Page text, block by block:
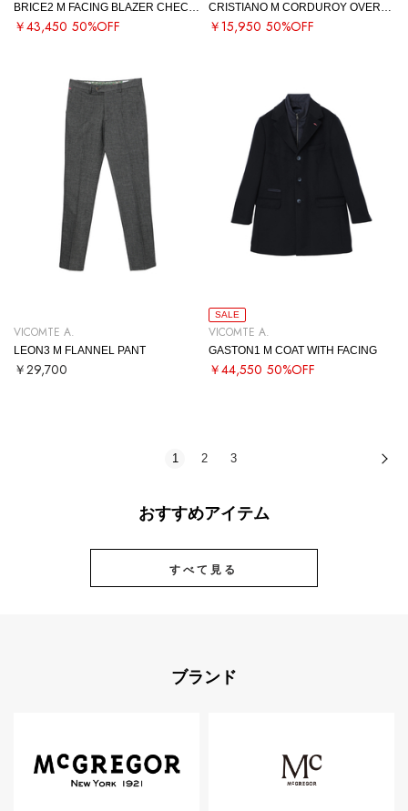
BRICE2 M FACING BLAZER CHECKED
￥43,450 50%OFF
CRISTIANO M CORDUROY OVERSHIRT
￥15,950 50%OFF
VICOMTE A.
LEON3 M FLANNEL PANT
￥29,700
SALE
VICOMTE A.
GASTON1 M COAT WITH FACING
￥44,550 50%OFF
1 2 3
おすすめアイテム
すべて見る
ブランド